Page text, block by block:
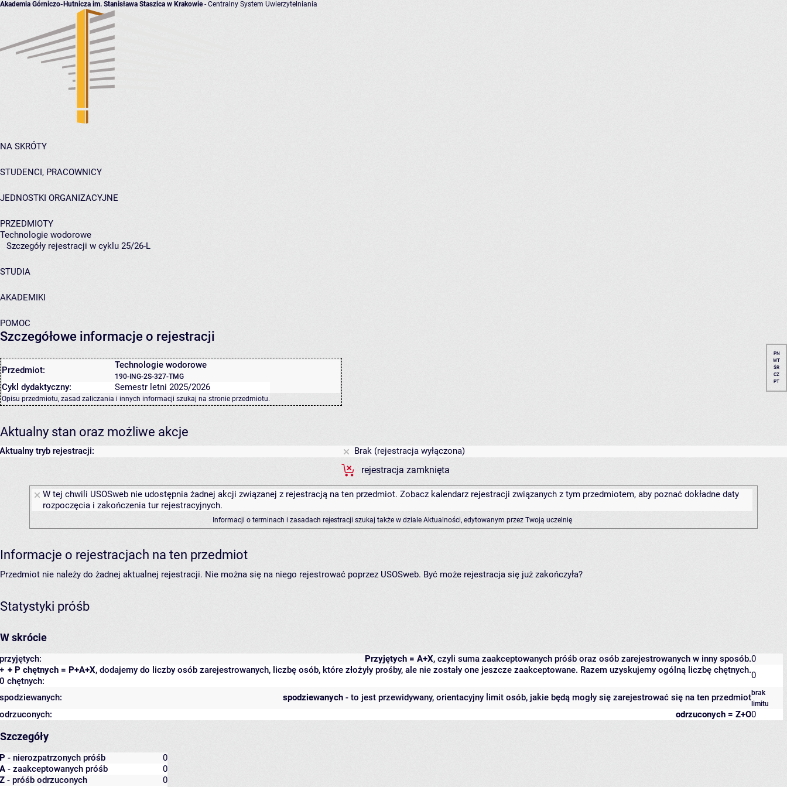
Akademia Górniczo-Hutnicza im. Stanisława Staszica w Krakowie- Centralny System Uwierzytelniania
NA SKRÓTY
STUDENCI, PRACOWNICY
JEDNOSTKI ORGANIZACYJNE
PRZEDMIOTY
Technologie wodorowe
Szczegóły rejestracji w cyklu 25/26-L
STUDIA
AKADEMIKI
POMOC
Szczegółowe informacje o rejestracji
Przedmiot: Technologie wodorowe
190-ING-2S-327-TMG
Cykl dydaktyczny: Semestr letni 2025/2026
Opisu przedmiotu, zasad zaliczania i innych informacji szukaj na stronie przedmiotu.
PN
WT
ŚR
CZ
PT
Aktualny stan oraz możliwe akcje
Aktualny tryb rejestracji:
Brak (rejestracja wyłączona)
rejestracja zamknięta
W tej chwili USOSweb nie udostępnia żadnej akcji związanej z rejestracją na ten przedmiot. Zobacz kalendarz rejestracji związanych z tym przedmiotem, aby poznać dokładne daty
rozpoczęcia i zakończenia tur rejestracyjnych.
Informacji o terminach i zasadach rejestracji szukaj także w dziale Aktualności, edytowanym przez Twoją uczelnię
Informacje o rejestracjach na ten przedmiot
Przedmiot nie należy do żadnej aktualnej rejestracji. Nie można się na niego rejestrować poprzez USOSweb. Być może rejestracja się już zakończyła?
Statystyki próśb
W skrócie
Przyjętych = A+X, czyli suma zaakceptowanych próśb oraz osób zarejestrowanych w inny sposób.
przyjętych:
0
+ P chętnych = P+A+X, dodajemy do liczby osób zarejestrowanych, liczbę osób, które złożyły prośby, ale nie zostały one jeszcze zaakceptowane. Razem uzyskujemy ogólną liczbę chętnych.
+
0 chętnych:
0
spodziewanych - to jest przewidywany, orientacyjny limit osób, jakie będą mogły się zarejestrować się na ten przedmiot
spodziewanych:
brak
limitu
odrzuconych = Z+O
odrzuconych: 0
Szczegóły
P - nierozpatrzonych próśb
0
A - zaakceptowanych próśb
0
Z - próśb odrzuconych
0